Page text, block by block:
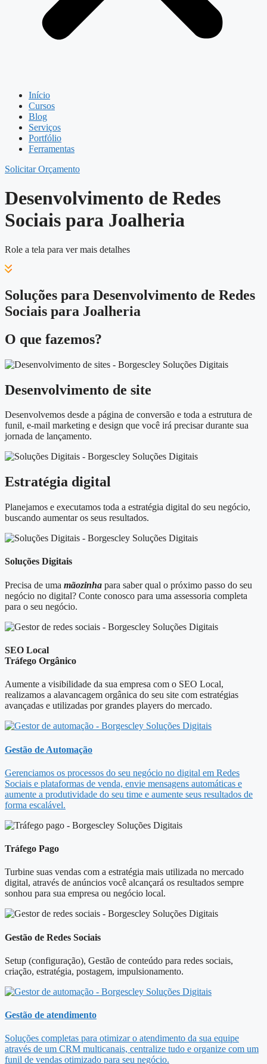
Início
Cursos
Blog
Serviços
Portfólio
Ferramentas
Solicitar Orçamento
Desenvolvimento de Redes
Sociais para Joalheria
Role a tela para ver mais detalhes
Soluções para Desenvolvimento de Redes
Sociais para Joalheria
O que fazemos?
Desenvolvimento de site
Desenvolvemos desde a página de conversão e toda a estrutura de
funil, e-mail marketing e design que você irá precisar durante sua
jornada de lançamento.
Estratégia digital
Planejamos e executamos toda a estratégia digital do seu negócio,
buscando aumentar os seus resultados.​
Soluções Digitais
Precisa de uma mãozinha para saber qual o próximo passo do seu
negócio no digital? Conte conosco para uma assessoria completa
para o seu negócio.
SEO Local
Tráfego Orgânico
Aumente a visibilidade da sua empresa com o SEO Local,
realizamos a alavancagem orgânica do seu site com estratégias
avançadas e utilizadas por grandes players do mercado.
Gestão de Automação
Gerenciamos os processos do seu negócio no digital em Redes
Sociais e plataformas de venda, envie mensagens automáticas e
aumente a produtividade do seu time e aumente seus resultados de
forma escalável.
Tráfego Pago
Turbine suas vendas com a estratégia mais utilizada no mercado
digital, através de anúncios você alcançará os resultados sempre
sonhou para sua empresa ou negócio local.
Gestão de Redes Sociais
Setup (configuração), Gestão de conteúdo para redes sociais,
criação, estratégia, postagem, impulsionamento.
Gestão de atendimento
Soluções completas para otimizar o atendimento da sua equipe
através de um CRM multicanais, centralize tudo e organize com um
funil de vendas otimizado para seu negócio.